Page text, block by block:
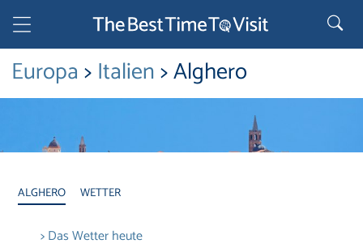
Europa>Italien> Alghero
ALGHERO WETTER
> Das Wetter heute